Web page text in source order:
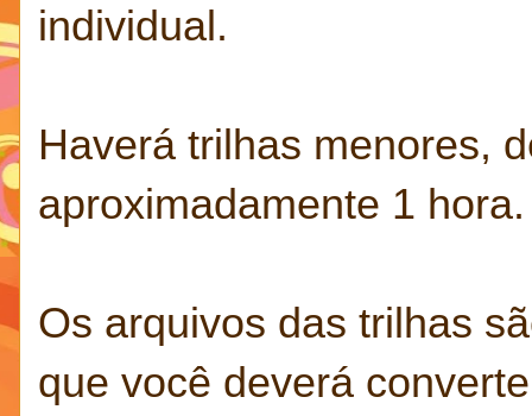
individual.
Haverá trilhas menores,
aproximadamente 1 hora.
Os arquivos das trilhas
que você deverá